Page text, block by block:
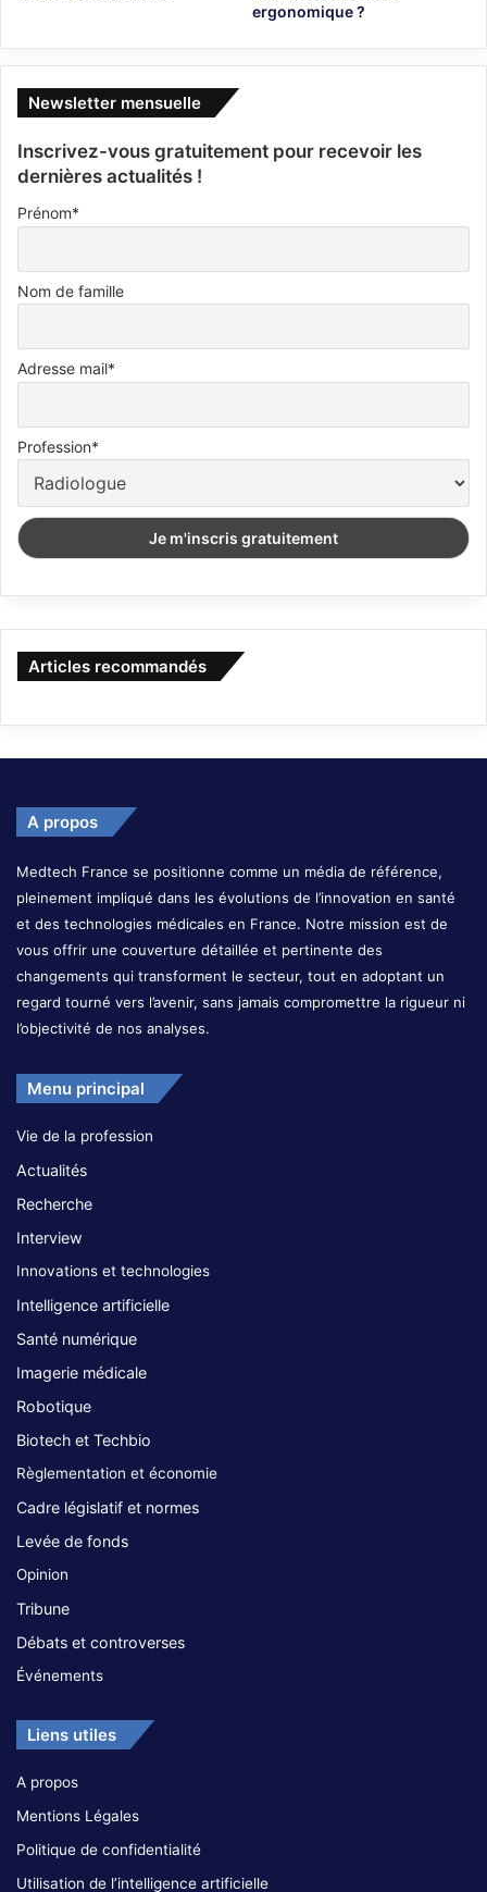
ergonomique ?
Newsletter mensuelle
Inscrivez-vous gratuitement pour recevoir les
dernières actualités !
Prénom*
Nom de famille
Adresse mail*
Profession*
Articles recommandés
A propos
Medtech France se positionne comme un média de référence,
pleinement impliqué dans les évolutions de l’innovation en santé
et des technologies médicales en France. Notre mission est de
vous offrir une couverture détaillée et pertinente des
changements qui transforment le secteur, tout en adoptant un
regard tourné vers l’avenir, sans jamais compromettre la rigueur ni
l’objectivité de nos analyses.
Menu principal
Vie de la profession
Actualités
Recherche
Interview
Innovations et technologies
Intelligence artificielle
Santé numérique
Imagerie médicale
Robotique
Biotech et Techbio
Règlementation et économie
Cadre législatif et normes
Levée de fonds
Opinion
Tribune
Débats et controverses
Événements
Liens utiles
A propos
Mentions Légales
Politique de confidentialité
Utilisation de l’intelligence artificielle